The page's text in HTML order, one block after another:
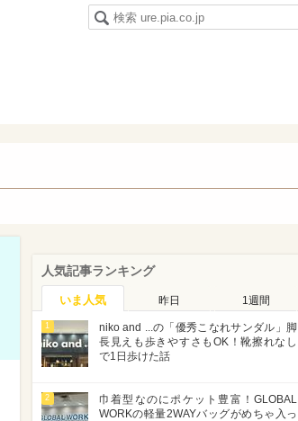
人気記事ランキング
いま人気 昨日 1週間
1
niko and ...の「優秀こなれサンダル」脚
長見えも歩きやすさもOK！靴擦れなし
で1日歩けた話
2
巾着型なのにポケット豊富！GLOBAL
WORKの軽量2WAYバッグがめちゃ入っ